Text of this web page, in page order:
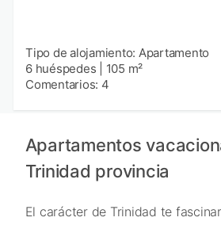
Tipo de alojamiento: Apartamento
6 huéspedes
105 m²
Comentarios: 4
Apartamentos
Trinidad provincia
El carácter de Trinidad te